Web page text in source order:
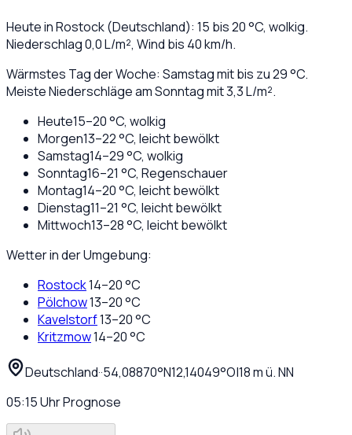
Heute inRostock(Deutschland): 15 bis20°C, wolkig.
Niederschlag0,0L/m², Wind bis 40km/h.
Wärmstes Tag der Woche: Samstag mit bis zu 29 °C.
Meiste Niederschläge am Sonntag mit 3,3 L/m².
Heute15–20°C, wolkig
Morgen13–22°C, leicht bewölkt
Samstag14–29°C, wolkig
Sonntag16–21 °C, Regenschauer
Montag14–20°C, leicht bewölkt
Dienstag11–21 °C, leicht bewölkt
Mittwoch13–28°C, leicht bewölkt
Wetter in der Umgebung:
Rostock14–20°C
Pölchow13–20°C
Kavelstorf13–20°C
Kritzmow14–20°C
Deutschland··54,08870°N12,14049°O|18m ü. NN
05:15UhrPrognose